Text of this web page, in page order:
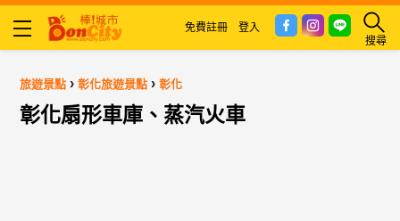
搜尋
免費註冊 登入
旅遊景點 ›彰化旅遊景點 ›彰化
彰化扇形車庫、蒸汽火車